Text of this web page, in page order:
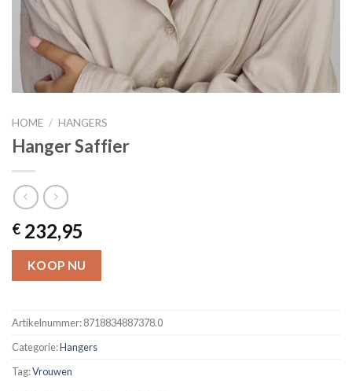
HOME / HANGERS
Hanger Saffier
€ 232,95
KOOP NU
Artikelnummer:8718834887378.0
Categorie:Hangers
Tag:Vrouwen